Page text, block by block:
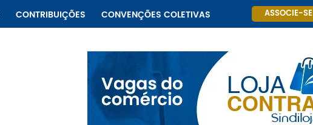
CONTRIBUIÇÕES CONVENÇÕES COLETIVAS ASSOCIE-SE